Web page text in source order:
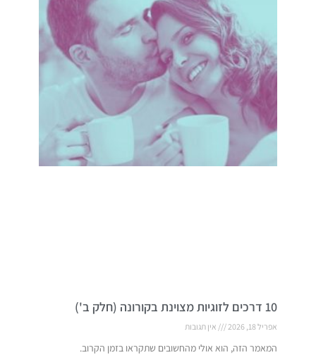
10 דרכים לזוגיות מצוינת בקורונה (חלק ב')
אפריל 18, 2026 אין תגובות
המאמר הזה, הוא אולי מהחשובים שתקראו בזמן הקרוב.